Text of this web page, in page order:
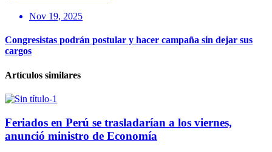
Nov 19, 2025
Congresistas podrán postular y hacer campaña sin dejar sus
cargos
Artículos similares
Feriados en Perú se trasladarían a los viernes,
anunció ministro de Economía